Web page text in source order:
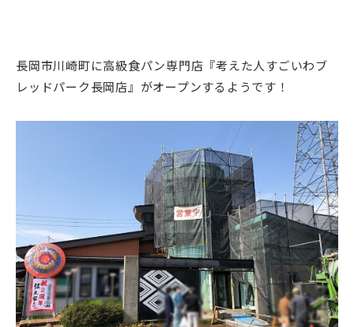
長岡市川崎町に高級食パン専門店『考えた人すごいわブ
レッドパーク長岡店』がオープンするようです！